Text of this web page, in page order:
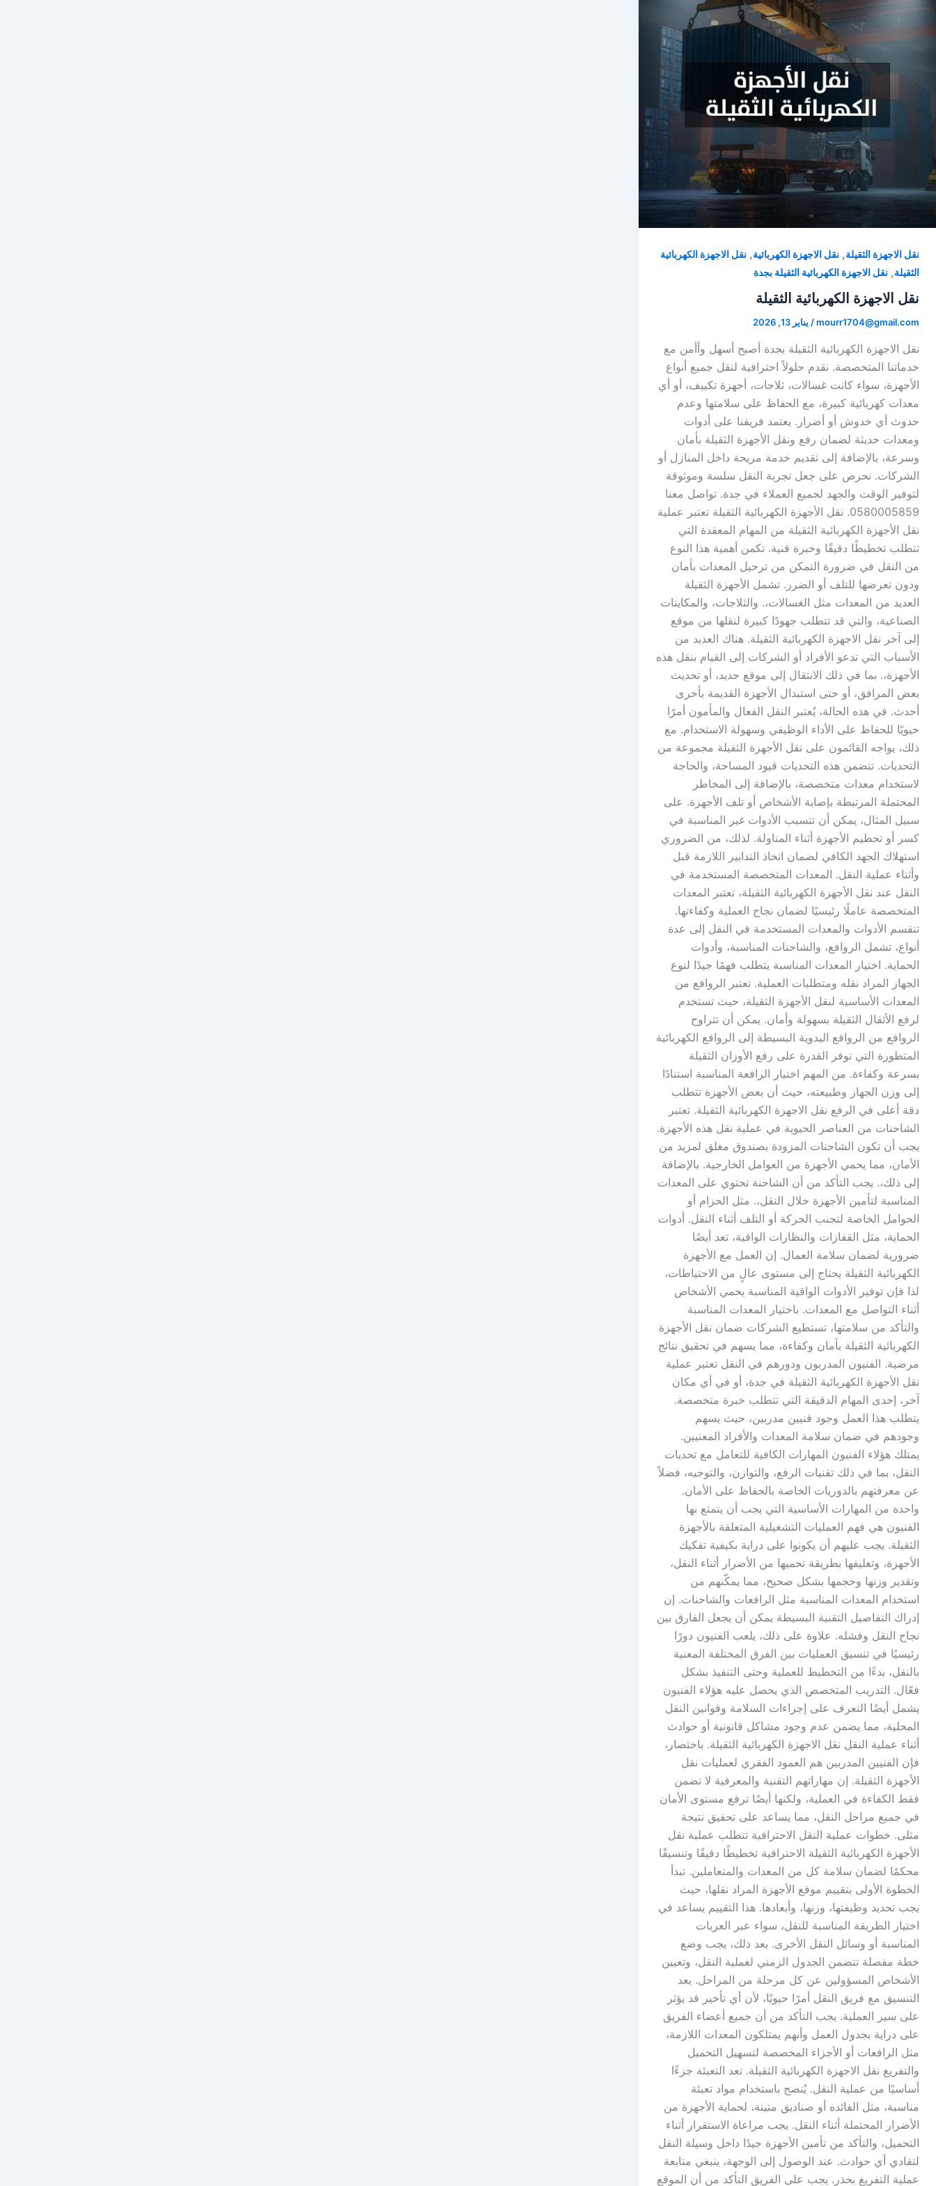
نقل الاجهزة الثقيلة, نقل الاجهزة الكهربائية, نقل الاجهزة الكهربائية
الثقيلة, نقل الاجهزة الكهربائية الثقيلة بجدة
نقل الاجهزة الكهربائية الثقيلة
mourr1704@gmail.com
/ يناير 13, 2026
نقل الاجهزة الكهربائية الثقيلة بجدة أصبح أسهل وأأمن مع
خدماتنا المتخصصة. نقدم حلولاً احترافية لنقل جميع أنواع
الأجهزة، سواء كانت غسالات، ثلاجات، أجهزة تكييف، أو أي
معدات كهربائية كبيرة، مع الحفاظ على سلامتها وعدم
حدوث أي خدوش أو أضرار. يعتمد فريقنا على أدوات
ومعدات حديثة لضمان رفع ونقل الأجهزة الثقيلة بأمان
وسرعة، بالإضافة إلى تقديم خدمة مريحة داخل المنازل أو
الشركات. نحرص على جعل تجربة النقل سلسة وموثوقة
لتوفير الوقت والجهد لجميع العملاء في جدة. تواصل معنا
0580005859. نقل الأجهزة الكهربائية الثقيلة تعتبر عملية
نقل الأجهزة الكهربائية الثقيلة من المهام المعقدة التي
تتطلب تخطيطًا دقيقًا وخبرة فنية. تكمن أهمية هذا النوع
من النقل في ضرورة التمكن من ترحيل المعدات بأمان
ودون تعرضها للتلف أو الضرر. تشمل الأجهزة الثقيلة
العديد من المعدات مثل الغسالات،. والثلاجات، والمكاينات
الصناعية، والتي قد تتطلب جهودًا كبيرة لنقلها من موقع
إلى آخر نقل الاجهزة الكهربائية الثقيلة. هناك العديد من
الأسباب التي تدعو الأفراد أو الشركات إلى القيام بنقل هذه
الأجهزة،. بما في ذلك الانتقال إلى موقع جديد، أو تحديث
بعض المرافق، أو حتى استبدال الأجهزة القديمة بأخرى
أحدث. في هذه الحالة، يُعتبر النقل الفعال والمأمون أمرًا
حيويًا للحفاظ على الأداء الوظيفي وسهولة الاستخدام. مع
ذلك، يواجه القائمون على نقل الأجهزة الثقيلة مجموعة من
التحديات. تتضمن هذه التحديات قيود المساحة، والحاجة
لاستخدام معدات متخصصة، بالإضافة إلى المخاطر
المحتملة المرتبطة بإصابة الأشخاص أو تلف الأجهزة. على
سبيل المثال، يمكن أن تتسبب الأدوات غير المناسبة في
كسر أو تحطيم الأجهزة أثناء المناولة. لذلك، من الضروري
استهلاك الجهد الكافي لضمان اتخاذ التدابير اللازمة قبل
وأثناء عملية النقل. المعدات المتخصصة المستخدمة في
النقل عند نقل الأجهزة الكهربائية الثقيلة، تعتبر المعدات
المتخصصة عاملًا رئيسيًا لضمان نجاح العملية وكفاءتها.
تنقسم الأدوات والمعدات المستخدمة في النقل إلى عدة
أنواع، تشمل الروافع، والشاحنات المناسبة، وأدوات
الحماية. اختيار المعدات المناسبة يتطلب فهمًا جيدًا لنوع
الجهاز المراد نقله ومتطلبات العملية. تعتبر الروافع من
المعدات الأساسية لنقل الأجهزة الثقيلة، حيث تستخدم
لرفع الأثقال الثقيلة بسهولة وأمان. يمكن أن تتراوح
الروافع من الروافع اليدوية البسيطة إلى الروافع الكهربائية
المتطورة التي توفر القدرة على رفع الأوزان الثقيلة
بسرعة وكفاءة. من المهم اختيار الرافعة المناسبة استنادًا
إلى وزن الجهاز وطبيعته، حيث أن بعض الأجهزة تتطلب
دقة أعلى في الرفع نقل الاجهزة الكهربائية الثقيلة. تعتبر
الشاحنات من العناصر الحيوية في عملية نقل هذه الأجهزة.
يجب أن تكون الشاحنات المزودة بصندوق مغلق لمزيد من
الأمان، مما يحمي الأجهزة من العوامل الخارجية. بالإضافة
إلى ذلك،. يجب التأكد من أن الشاحنة تحتوي على المعدات
المناسبة لتأمين الأجهزة خلال النقل،. مثل الحزام أو
الحوامل الخاصة لتجنب الحركة أو التلف أثناء النقل. أدوات
الحماية، مثل القفازات والنظارات الواقية، تعد أيضًا
ضرورية لضمان سلامة العمال. إن العمل مع الأجهزة
الكهربائية الثقيلة يحتاج إلى مستوى عالٍ من الاحتياطات،
لذا فإن توفير الأدوات الواقية المناسبة يحمي الأشخاص
أثناء التواصل مع المعدات. باختيار المعدات المناسبة
والتأكد من سلامتها، تستطيع الشركات ضمان نقل الأجهزة
الكهربائية الثقيلة بأمان وكفاءة، مما يسهم في تحقيق نتائج
مرضية. الفنيون المدربون ودورهم في النقل تعتبر عملية
نقل الأجهزة الكهربائية الثقيلة في جدة، أو في أي مكان
آخر، إحدى المهام الدقيقة التي تتطلب خبرة متخصصة.
يتطلب هذا العمل وجود فنيين مدربين، حيث يسهم
وجودهم في ضمان سلامة المعدات والأفراد المعنيين.
يمتلك هؤلاء الفنيون المهارات الكافية للتعامل مع تحديات
النقل، بما في ذلك تقنيات الرفع، والتوازن، والتوجيه، فضلاً
عن معرفتهم بالدوريات الخاصة بالحفاظ على الأمان.
واحدة من المهارات الأساسية التي يجب أن يتمتع بها
الفنيون هي فهم العمليات التشغيلية المتعلقة بالأجهزة
الثقيلة. يجب عليهم أن يكونوا على دراية بكيفية تفكيك
الأجهزة، وتغليفها بطريقة تحميها من الأضرار أثناء النقل،
وتقدير وزنها وحجمها بشكل صحيح، مما يمكّنهم من
استخدام المعدات المناسبة مثل الرافعات والشاحنات. إن
إدراك التفاصيل التقنية البسيطة يمكن أن يجعل الفارق بين
نجاح النقل وفشله. علاوة على ذلك، يلعب الفنيون دورًا
رئيسيًا في تنسيق العمليات بين الفرق المختلفة المعنية
بالنقل، بدءًا من التخطيط للعملية وحتى التنفيذ بشكل
فعّال. التدريب المتخصص الذي يحصل عليه هؤلاء الفنيون
يشمل أيضًا التعرف على إجراءات السلامة وقوانين النقل
المحلية، مما يضمن عدم وجود مشاكل قانونية أو حوادث
أثناء عملية النقل نقل الاجهزة الكهربائية الثقيلة. باختصار،
فإن الفنيين المدربين هم العمود الفقري لعمليات نقل
الأجهزة الثقيلة. إن مهاراتهم التقنية والمعرفية لا تضمن
فقط الكفاءة في العملية، ولكنها أيضًا ترفع مستوى الأمان
في جميع مراحل النقل، مما يساعد على تحقيق نتيجة
مثلى. خطوات عملية النقل الاحترافية تتطلب عملية نقل
الأجهزة الكهربائية الثقيلة الاحترافية تخطيطًا دقيقًا وتنسيقًا
محكمًا لضمان سلامة كل من المعدات والمتعاملين. تبدأ
الخطوة الأولى بتقييم موقع الأجهزة المراد نقلها، حيث
يجب تحديد وظيفتها، وزنها، وأبعادها. هذا التقييم يساعد في
اختيار الطريقة المناسبة للنقل، سواء عبر العربات
المناسبة أو وسائل النقل الأخرى. بعد ذلك، يجب وضع
خطة مفصلة تتضمن الجدول الزمني لعملية النقل، وتعيين
الأشخاص المسؤولين عن كل مرحلة من المراحل. يعد
التنسيق مع فريق النقل أمرًا حيويًا، لأن أي تأخير قد يؤثر
على سير العملية. يجب التأكد من أن جميع أعضاء الفريق
على دراية بجدول العمل وأنهم يمتلكون المعدات اللازمة،
مثل الرافعات أو الأجزاء المخصصة لتسهيل التحميل
والتفريغ نقل الاجهزة الكهربائية الثقيلة. تعد التعبئة جزءًا
أساسيًا من عملية النقل. يُنصح باستخدام مواد تعبئة
مناسبة، مثل الفائده أو صناديق متينة، لحماية الأجهزة من
الأضرار المحتملة أثناء النقل. يجب مراعاة الاستقرار أثناء
التحميل، والتأكد من تأمين الأجهزة جيدًا داخل وسيلة النقل
لتفادي أي حوادث. عند الوصول إلى الوجهة، ينبغي متابعة
عملية التفريغ بحذر. يجب على الفريق التأكد من أن الموقع